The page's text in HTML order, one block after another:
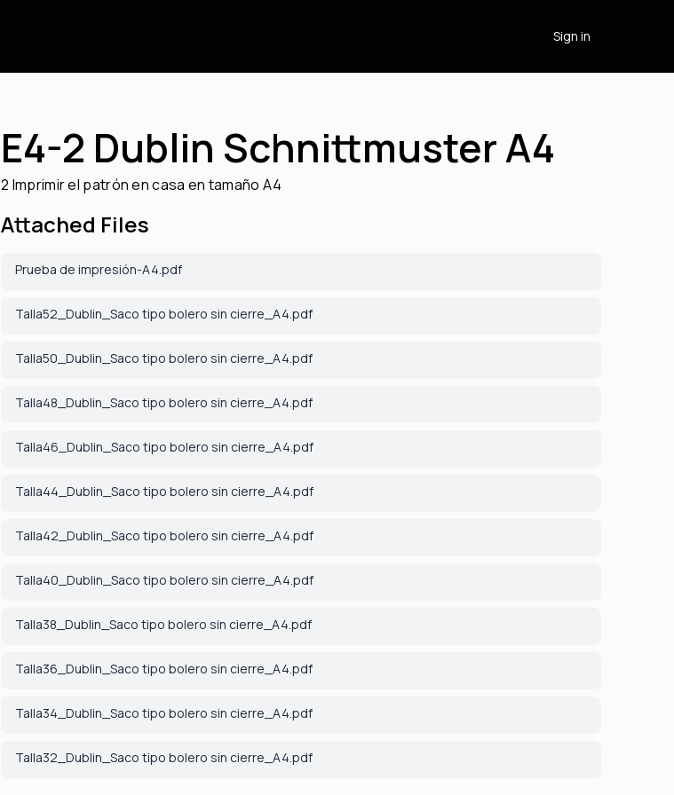
Sign in
E4-2 Dublin Schnittmuster A4
2 Imprimir el patrón en casa en tamaño A4
Attached Files
Prueba de impresión-A4.pdf
Talla52_Dublin_Saco tipo bolero sin cierre_A4.pdf
Talla50_Dublin_Saco tipo bolero sin cierre_A4.pdf
Talla48_Dublin_Saco tipo bolero sin cierre_A4.pdf
Talla46_Dublin_Saco tipo bolero sin cierre_A4.pdf
Talla44_Dublin_Saco tipo bolero sin cierre_A4.pdf
Talla42_Dublin_Saco tipo bolero sin cierre_A4.pdf
Talla40_Dublin_Saco tipo bolero sin cierre_A4.pdf
Talla38_Dublin_Saco tipo bolero sin cierre_A4.pdf
Talla36_Dublin_Saco tipo bolero sin cierre_A4.pdf
Talla34_Dublin_Saco tipo bolero sin cierre_A4.pdf
Talla32_Dublin_Saco tipo bolero sin cierre_A4.pdf